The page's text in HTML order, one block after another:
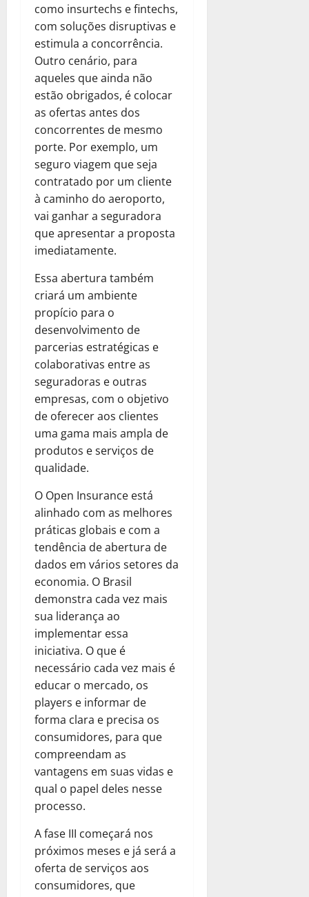
como insurtechs e fintechs,
com soluções disruptivas e
estimula a concorrência.
Outro cenário, para
aqueles que ainda não
estão obrigados, é colocar
as ofertas antes dos
concorrentes de mesmo
porte. Por exemplo, um
seguro viagem que seja
contratado por um cliente
à caminho do aeroporto,
vai ganhar a seguradora
que apresentar a proposta
imediatamente.
Essa abertura também
criará um ambiente
propício para o
desenvolvimento de
parcerias estratégicas e
colaborativas entre as
seguradoras e outras
empresas, com o objetivo
de oferecer aos clientes
uma gama mais ampla de
produtos e serviços de
qualidade.
O Open Insurance está
alinhado com as melhores
práticas globais e com a
tendência de abertura de
dados em vários setores da
economia. O Brasil
demonstra cada vez mais
sua liderança ao
implementar essa
iniciativa. O que é
necessário cada vez mais é
educar o mercado, os
players e informar de
forma clara e precisa os
consumidores, para que
compreendam as
vantagens em suas vidas e
qual o papel deles nesse
processo.
A fase III começará nos
próximos meses e já será a
oferta de serviços aos
consumidores, que